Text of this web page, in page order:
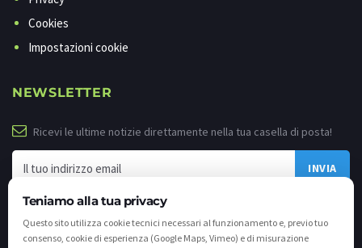
Teniamo alla tua privacy
Questo sito utilizza cookie tecnici necessari al funzionamento e, previo tuo
consenso, cookie di esperienza (Google Maps, Vimeo) e di misurazione
Cookies
Impostazioni cookie
NEWSLETTER
Ricevi le ultime notizie direttamente nella tua casella di posta!